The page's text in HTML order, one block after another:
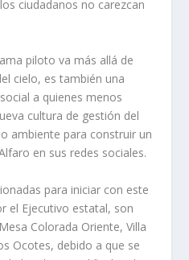
ciudadanos no carezcan
piloto va más allá de
cielo, es también una
a quienes menos
cultura de gestión del
ambiente para construir un
en sus redes sociales.
para iniciar con este
el Ejecutivo estatal, son
Colorada Oriente, Villa
Ocotes, debido a que se